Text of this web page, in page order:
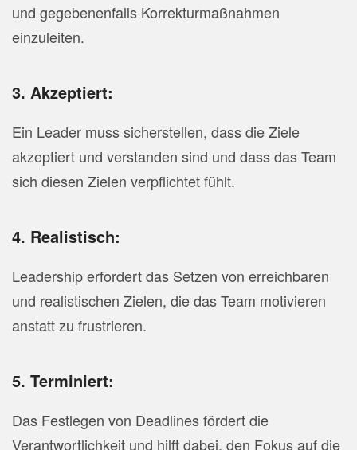
und gegebenenfalls Korrekturmaßnahmen
einzuleiten.
3. Akzeptiert:
Ein Leader muss sicherstellen, dass die Ziele
akzeptiert und verstanden sind und dass das Team
sich diesen Zielen verpflichtet fühlt.
4. Realistisch:
Leadership erfordert das Setzen von erreichbaren
und realistischen Zielen, die das Team motivieren
anstatt zu frustrieren.
5. Terminiert:
Das Festlegen von Deadlines fördert die
Verantwortlichkeit und hilft dabei, den Fokus auf die